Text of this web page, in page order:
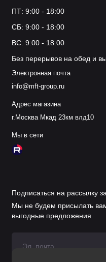
ПТ: 9:00 - 18:00
СБ: 9:00 - 18:00
ВС: 9:00 - 18:00
Без перерывов на обед и
Электронная почта
info@mft-group.ru
Адрес магазина
г.Москва Мкад 23км влд10
Мы в сети
Подписаться на рассылку
Мы не будем присылать
выгодные предложения